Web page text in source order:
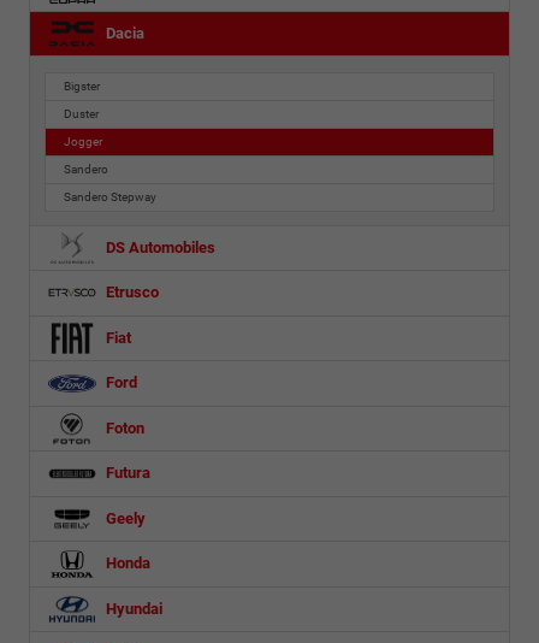
Dacia
Bigster
Duster
Jogger
Sandero
Sandero Stepway
DS Automobiles
Etrusco
Fiat
Ford
Foton
Futura
Geely
Honda
Hyundai